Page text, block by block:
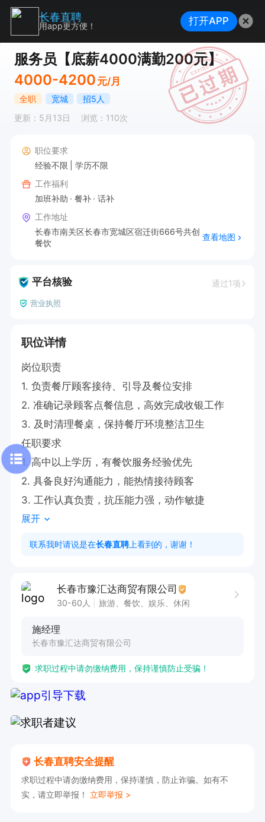
服务员【底薪4000满勤200元】
4000-4200 元/月
全职 宽城
招5人
更新：5月13日
浏览：110次
职位要求
经验不限
学历不限
工作福利
加班补助
餐补
话补
工作地址
长春市南关区长春市宽城区宿迁街666号共创
餐饮
查看地图
平台核验 通过1项
营业执照
职位详情
岗位职责
1. 负责餐厅顾客接待、引导及餐位安排
2. 准确记录顾客点餐信息，高效完成收银工作
3. 及时清理餐桌，保持餐厅环境整洁卫生
任职要求
1. 高中以上学历，有餐饮服务经验优先
2. 具备良好沟通能力，能热情接待顾客
3. 工作认真负责，抗压能力强，动作敏捷
展开
联系我时请说是在长春直聘 上看到的，谢谢！
长春市豫汇达商贸有限公司
30-60人 旅游、餐饮、娱乐、休闲
施经理
长春市豫汇达商贸有限公司
求职过程中请勿缴纳费用，保持谨慎防止受骗！
长春直聘安全提醒
求职过程中请勿缴纳费用，保持谨慎，防止诈骗。如有不
实，请立即举报！ 立即举报 >
长春直聘
用app更方便！ 打开APP